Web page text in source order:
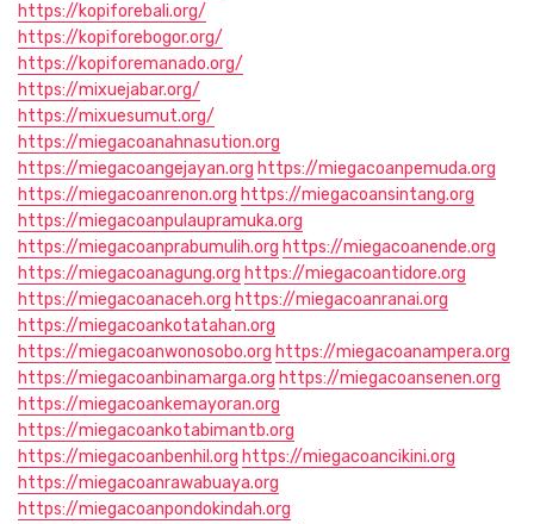
https://kopiforebali.org/
https://kopiforebogor.org/
https://kopiforemanado.org/
https://mixuejabar.org/
https://mixuesumut.org/
https://miegacoanahnasution.org
https://miegacoangejayan.org https://miegacoanpemuda.org
https://miegacoanrenon.org https://miegacoansintang.org
https://miegacoanpulaupramuka.org
https://miegacoanprabumulih.org https://miegacoanende.org
https://miegacoanagung.org https://miegacoantidore.org
https://miegacoanaceh.org https://miegacoanranai.org
https://miegacoankotatahan.org
https://miegacoanwonosobo.org https://miegacoanampera.org
https://miegacoanbinamarga.org https://miegacoansenen.org
https://miegacoankemayoran.org
https://miegacoankotabimantb.org
https://miegacoanbenhil.org https://miegacoancikini.org
https://miegacoanrawabuaya.org
https://miegacoanpondokindah.org